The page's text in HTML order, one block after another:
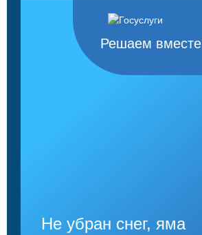
Решаем вместе
Не убран снег, яма